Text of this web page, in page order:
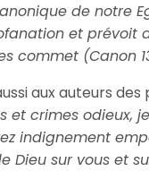
de notre
et prévoit
commet (Canon
aux auteurs
et crimes odieux,
indignement
Dieu sur vous et